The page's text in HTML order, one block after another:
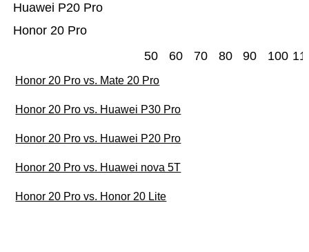
Honor 20 Pro
Huawei P20 Pro
50 60 70 80 90 100
Honor 20 Pro vs. Mate 20 Pro
Honor 20 Pro vs. Huawei P30 Pro
Honor 20 Pro vs. Huawei P20 Pro
Honor 20 Pro vs. Huawei nova 5T
Honor 20 Pro vs. Honor 20 Lite